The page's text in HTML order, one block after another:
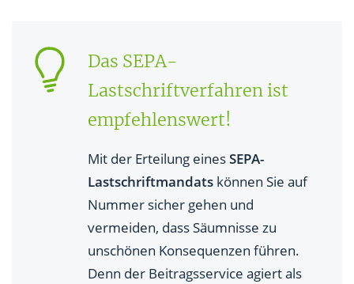
Das SEPA-
Lastschriftverfahren ist
empfehlenswert!
Mit der Erteilung einesSEPA-
Lastschriftmandats können Sie auf
Nummer sicher gehen und
vermeiden, dass Säumnisse zu
unschönen Konsequenzen führen.
Denn der Beitragsservice agiert als